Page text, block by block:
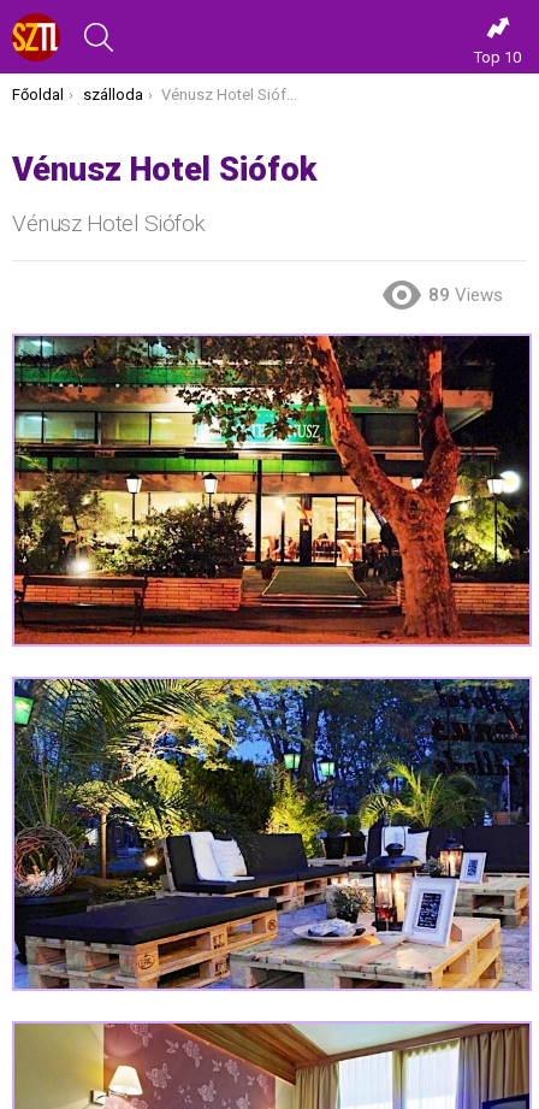
Top 10
Itt vagy most:
Főoldal szálloda Vénusz Hotel Siófok
Vénusz Hotel Siófok
Vénusz Hotel Siófok
89 Views